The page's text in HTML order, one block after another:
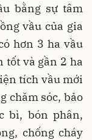
bằng sự tâm
vầu của gia
hơn 3 ha vầu
và gần 2 ha
tích vầu mới
chăm sóc, bảo
bì, bón phân,
chống cháy